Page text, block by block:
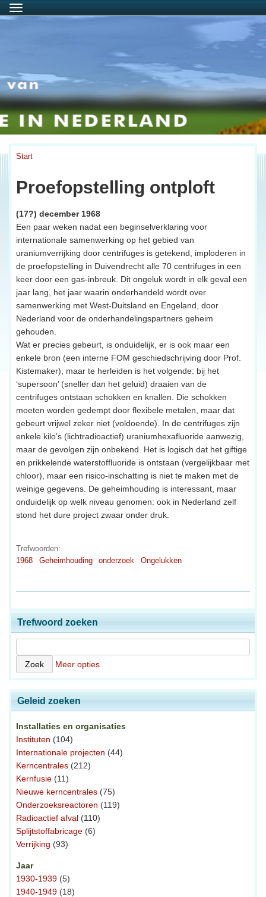
Menu
Start
Proefopstelling ontploft
(17?) december 1968
Een paar weken nadat een beginselverklaring voor
internationale samenwerking op het gebied van
uraniumverrijking door centrifuges is getekend, imploderen in
de proefopstelling in Duivendrecht alle 70 centrifuges in een
keer door een gas-inbreuk. Dit ongeluk wordt in elk geval een
jaar lang, het jaar waarin onderhandeld wordt over
samenwerking met West-Duitsland en Engeland, door
Nederland voor de onderhandelingspartners geheim
gehouden.
Wat er precies gebeurt, is onduidelijk, er is ook maar een
enkele bron (een interne FOM geschiedschrijving door Prof.
Kistemaker), maar te herleiden is het volgende: bij het
‘supersoon’ (sneller dan het geluid) draaien van de
centrifuges ontstaan schokken en knallen. Die schokken
moeten worden gedempt door flexibele metalen, maar dat
gebeurt vrijwel zeker niet (voldoende). In de centrifuges zijn
enkele kilo’s (lichtradioactief) uraniumhexafluoride aanwezig,
maar de gevolgen zijn onbekend. Het is logisch dat het giftige
en prikkelende waterstoffluoride is ontstaan (vergelijkbaar met
chloor), maar een risico-inschatting is niet te maken met de
weinige gegevens. De geheimhouding is interessant, maar
onduidelijk op welk niveau genomen: ook in Nederland zelf
stond het dure project zwaar onder druk.
Trefwoorden:
1968
Geheimhouding onderzoek Ongelukken
Trefwoord zoeken
Meer opties
Geleid zoeken
Installaties en organisaties
Instituten (104)
Internationale projecten (44)
Kerncentrales (212)
Kernfusie (11)
Nieuwe kerncentrales (75)
Onderzoeksreactoren (119)
Radioactief afval (110)
Splijtstoffabricage (6)
Verrijking (93)
Jaar
1930-1939 (5)
1940-1949 (18)